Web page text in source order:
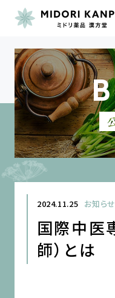
2024.11.25 お知らせ
国際中医
師）とは